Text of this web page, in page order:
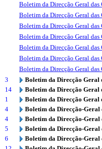
Boletim da Direcção Geral
Boletim da Direcção Geral
Boletim da Direcção Geral
Boletim da Direcção Geral
Boletim da Direcção Geral
Boletim da Direcção Geral
Boletim da Direcção Geral
3
Boletim da Direcção Geral
14
Boletim da Direcção Geral
1
Boletim da Direcção
4
Boletim da Direcção-Geral
4
Boletim da Direcção-Geral
5
Boletim da Direcção-Geral
6
Boletim da Direcção-Geral